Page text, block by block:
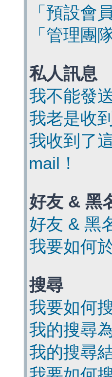
「預設會
「管理團
私人訊息
我不能發
我老是收
我收到了
mail！
好友 & 黑
好友 & 黑
我要如何
搜尋
我要如何
我的搜尋
我的搜尋